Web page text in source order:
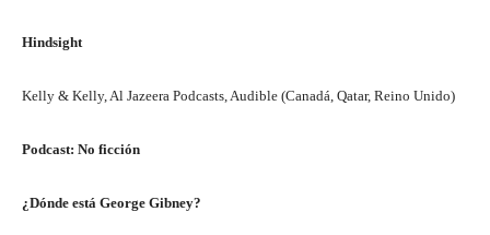
Hindsight
Kelly & Kelly, Al Jazeera Podcasts, Audible (Canadá, Qatar, Reino Unido)
Podcast: No ficción
¿Dónde está George Gibney?